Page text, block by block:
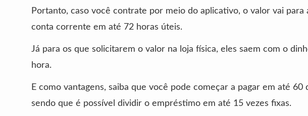
Portanto, caso você contrate por meio do aplicativo, o valor vai para
conta corrente em até 72 horas úteis.
Já para os que solicitarem o valor na loja física, eles saem com o
hora.
E como vantagens, saiba que você pode começar a pagar em até 60
sendo que é possível dividir o empréstimo em até 15 vezes fixas.